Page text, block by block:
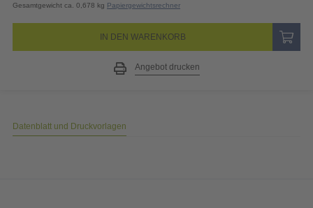
Gesamtgewicht ca. 0,678 kg Papiergewichtsrechner
IN DEN WARENKORB
Angebot drucken
Datenblatt und Druckvorlagen